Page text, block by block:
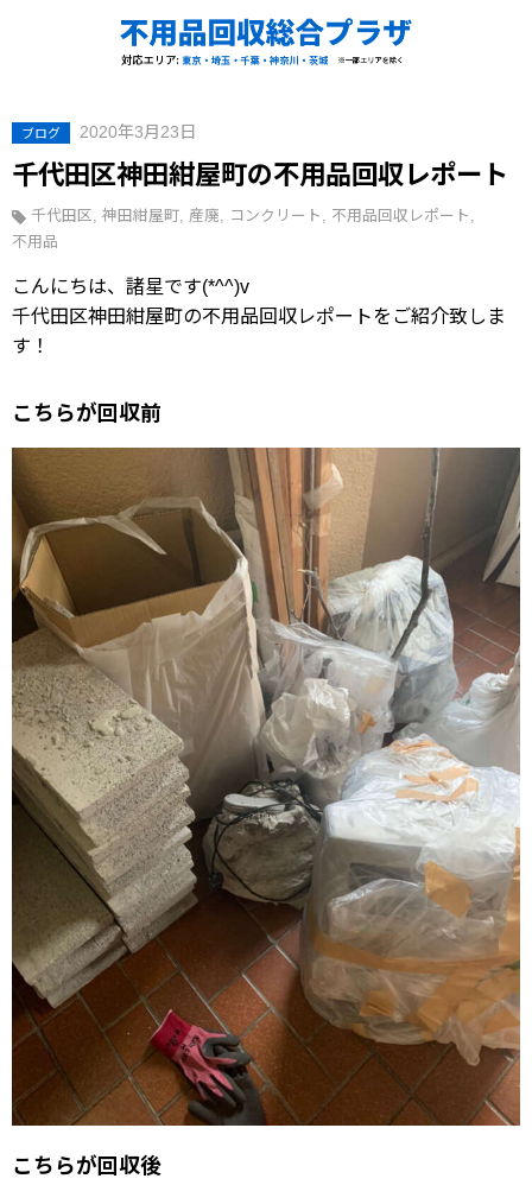
ブログ 2020年3月23日
千代田区神田紺屋町の不用品回収レポート
千代田区 神田紺屋町 産廃 コンクリート
不用品回収レポート
不用品
こんにちは、諸星です(*^^)v
千代田区神田紺屋町の不用品回収レポートをご紹介致しま
す！
こちらが回収前
こちらが回収後